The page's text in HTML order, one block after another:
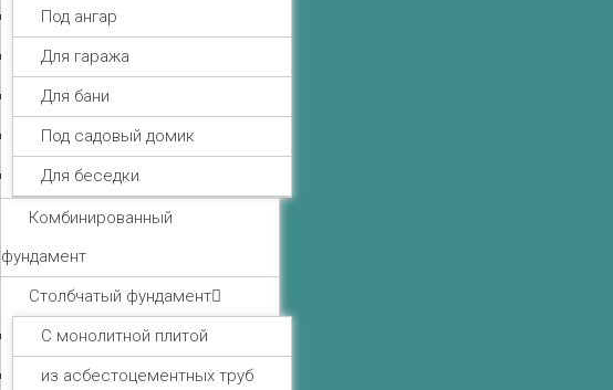
Под ангар
Для гаража
Для бани
Под садовый домик
Для беседки
Комбинированный
фундамент
Столбчатый фундамент
С монолитной плитой
из асбестоцементных труб